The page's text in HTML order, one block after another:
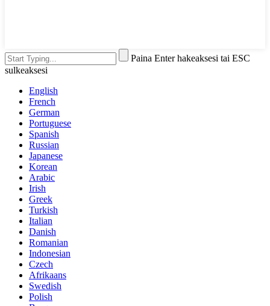
Paina Enter hakeaksesi tai ESC
sulkeaksesi
English
French
German
Portuguese
Spanish
Russian
Japanese
Korean
Arabic
Irish
Greek
Turkish
Italian
Danish
Romanian
Indonesian
Czech
Afrikaans
Swedish
Polish